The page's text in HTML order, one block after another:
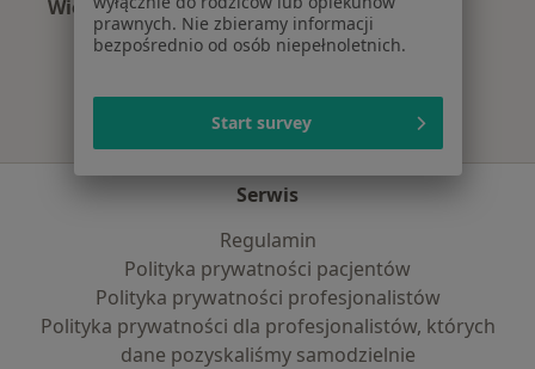
Więcej (10)
Więcej w kategorii: Najpopularniejsze
Serwis
Regulamin
Polityka prywatności pacjentów
Polityka prywatności profesjonalistów
Polityka prywatności dla profesjonalistów, których
dane pozyskaliśmy samodzielnie
prawnych. Nie zbieramy informacji
bezpośrednio od osób niepełnoletnich.
Start survey